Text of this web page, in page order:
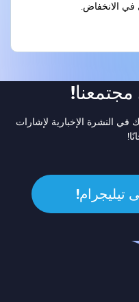
في الانخفاض.
في النشرة الإخبارية لإشارات
تيليجرام!